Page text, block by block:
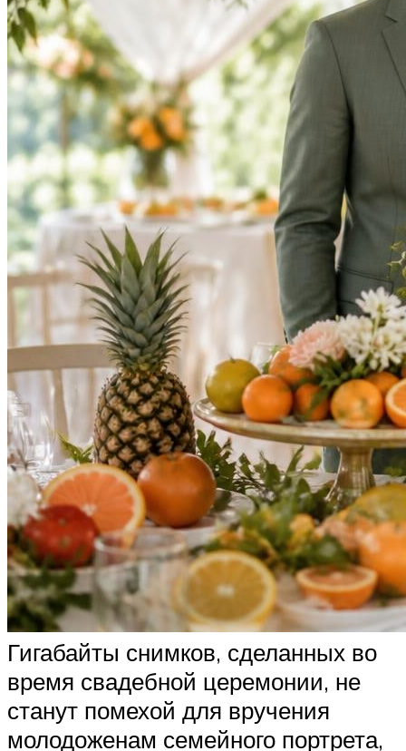
Гигабайты снимков, сделанных во
время свадебной церемонии, не
станут помехой для вручения
молодоженам семейного портрета,